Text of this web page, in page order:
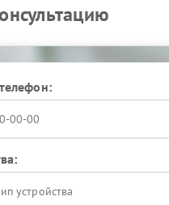
устройства